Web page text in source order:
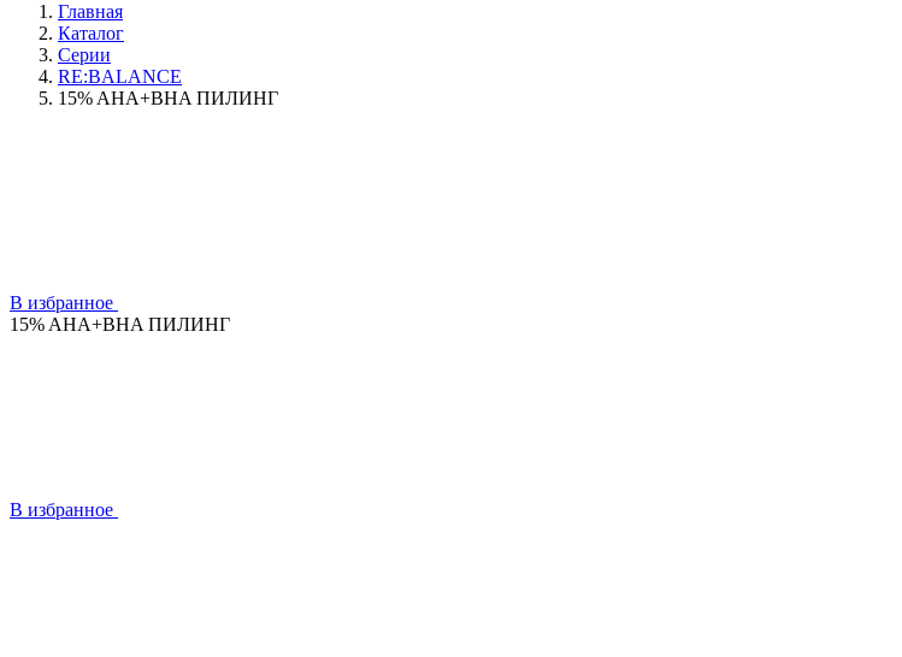
Главная
Каталог
Серии
RE:BALANCE
15% AHA+BHA ПИЛИНГ
В избранное
15% AHA+BHA ПИЛИНГ
В избранное